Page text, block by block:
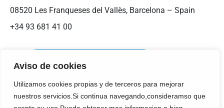
Aviso de cookies
Utilizamos cookies propias y de terceros para mejorar
nuestros servicios.Si continua navegando,consideramso que
08520 Les Franqueses del Vallès, Barcelona – Spain
+34 93 681 41 00